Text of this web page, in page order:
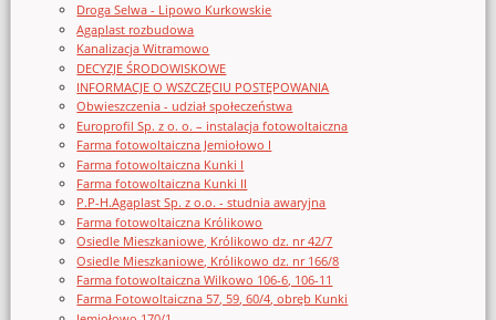
Droga Selwa - Lipowo Kurkowskie
Agaplast rozbudowa
Kanalizacja Witramowo
DECYZJE ŚRODOWISKOWE
INFORMACJE O WSZCZĘCIU POSTĘPOWANIA
Obwieszczenia - udział społeczeństwa
Europrofil Sp. z o. o. – instalacja fotowoltaiczna
Farma fotowoltaiczna Jemiołowo I
Farma fotowoltaiczna Kunki I
Farma fotowoltaiczna Kunki II
P.P-H.Agaplast Sp. z o.o. - studnia awaryjna
Farma fotowoltaiczna Królikowo
Osiedle Mieszkaniowe, Królikowo dz. nr 42/7
Osiedle Mieszkaniowe, Królikowo dz. nr 166/8
Farma fotowoltaiczna Wilkowo 106-6, 106-11
Farma Fotowoltaiczna 57, 59, 60/4, obręb Kunki